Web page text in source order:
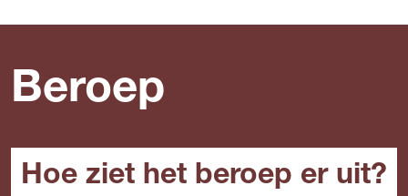
Beroep
Hoe ziet het beroep er uit?